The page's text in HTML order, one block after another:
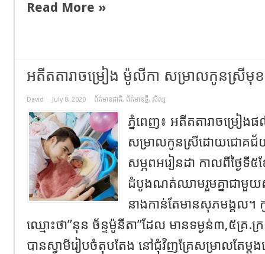
Read More »
អតីតតារាចម្រៀង ម៉ូលីកា សម្រាលកូនស្រីមុខ
David July 8, 2020 ព័ត៌មានជាតិ, ព័ត៌មានថ្មី, សិល្បៈ
ភ្នំពេញ៖ អតីតតារាចម្រៀង
សម្រាលកូនស្រីដោយជោគជ័
សម្ភពអរៀនដា កាលពីថ្ងៃទី
ដំបូងណត់ឈាមរួមគ្នាជាមួយស្វ
នាងកាន់តែមានសុភមង្គល។
ឈ្មោះថា”នុន ច័ន្ទម៉ូនីតា”ដែល មានទម្ងន់៣,៥គ្រ.
បានស្វាមីរៀបចំតុបតែង នៅជុំវិញគ្រែសម្រាលតែម្ដ